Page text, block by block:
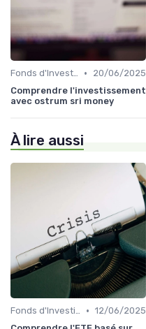
Fonds d'Investissement et ETF •
20/06/2025
Comprendre l'investissement
avec ostrum sri money
À lire aussi
Fonds d'Investissement et ETF • 12/06/2025